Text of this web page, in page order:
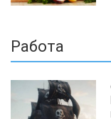
Работа